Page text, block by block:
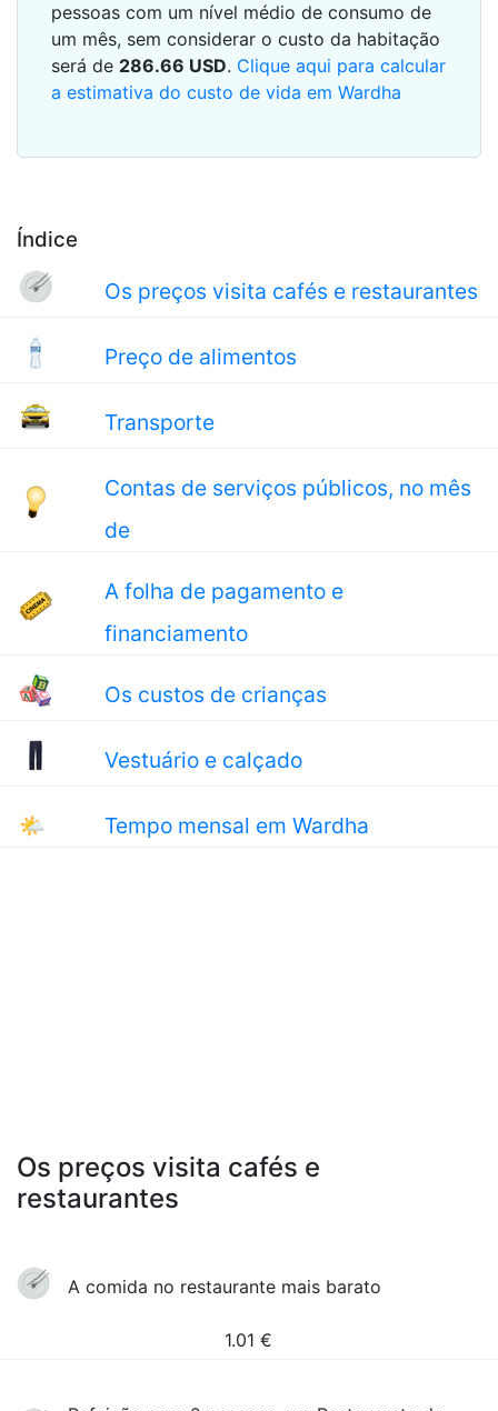
Índice
Os preços visita cafés e restaurantes
Preço de alimentos
Transporte
Contas de serviços públicos, no mês
de
A folha de pagamento e
financiamento
Os custos de crianças
Vestuário e calçado
🌤 Tempo mensal em Wardha
pessoas com um nível médio de consumo de
um mês, sem considerar o custo da habitação
será de 286.66 USD. Clique aqui para calcular
a estimativa do custo de vida em Wardha
Os preços visita cafés e
restaurantes
A comida no restaurante mais barato
1.01 €